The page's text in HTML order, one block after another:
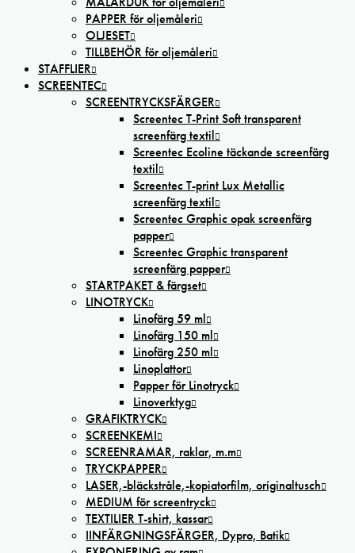
PAPPER för oljemåleri
OLJESET
TILLBEHÖR för oljemåleri
STAFFLIER
SCREENTEC
SCREENTRYCKSFÄRGER
Screentec T-Print Soft transparent
screenfärg textil
Screentec Ecoline täckande screenfärg
textil
Screentec T-print Lux Metallic
screenfärg textil
Screentec Graphic opak screenfärg
papper
Screentec Graphic transparent
screenfärg papper
STARTPAKET & färgset
LINOTRYCK
Linofärg 59 ml
Linofärg 150 ml
Linofärg 250 ml
Linoplattor
Papper för Linotryck
Linoverktyg
GRAFIKTRYCK
SCREENKEMI
SCREENRAMAR, raklar, m.m
TRYCKPAPPER
LASER,-bläckstråle,-kopiatorfilm, oríginaltusch
MEDIUM för screentryck
TEXTILIER T-shirt, kassar
IINFÄRGNINGSFÄRGER, Dypro, Batik